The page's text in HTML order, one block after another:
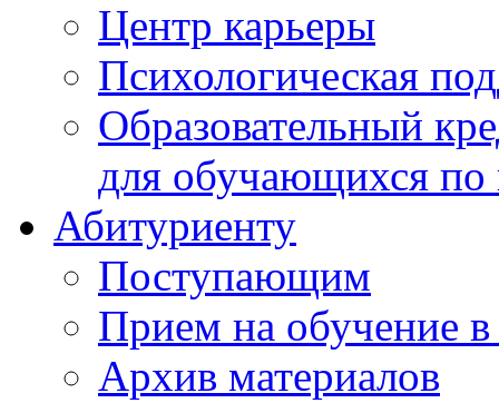
Центр карьеры
Психологическая
Образовательный
для обучающихся
Абитуриенту
Поступающим
Прием на обучение в
Архив материалов